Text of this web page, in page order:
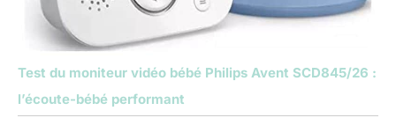
Test du moniteur vidéo bébé Philips Avent SCD845/26 :
l’écoute-bébé performant